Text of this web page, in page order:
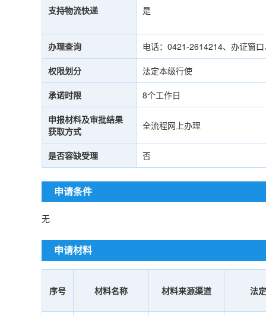
支持物流快递 是
办理查询 电话：0421-2614214、办证窗
权限划分 法定本级行使
承诺时限 8个工作日
申报材料及审批结果
获取方式
全流程网上办理
是否容缺受理 否
申请条件
无
申请材料
序号 材料名称 材料来源渠道 法